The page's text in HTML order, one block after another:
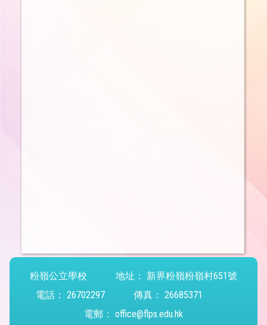
粉嶺公立學校 地址：
新界粉嶺粉嶺村651號
電話： 26702297 傳真： 26685371
電郵： office@flps.edu.hk